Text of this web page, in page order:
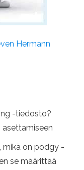
Hermann
-tiedosto?
mikä on podgy -
se määrittää